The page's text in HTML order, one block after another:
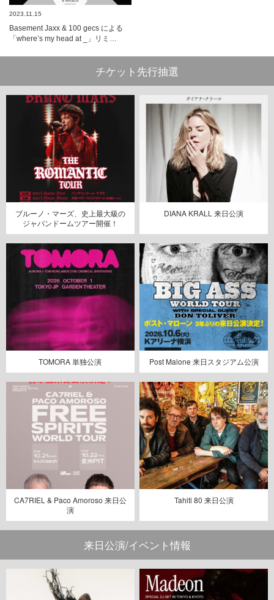
2023.11.15
Basement Jaxx & 100 gecs による
「where’s my head at _」リミ…
チケット先行抽選
ブルーノ・マーズ、史上最大級の
ジャパンドームツアー開催！
DIANA KRALL 来日公演
TOMORA 単独公演 Post Malone 来日スタジアム公演
CA7RIEL & Paco Amoroso 来日公
演
Tahiti 80 来日公演
来日公演/イベント情報